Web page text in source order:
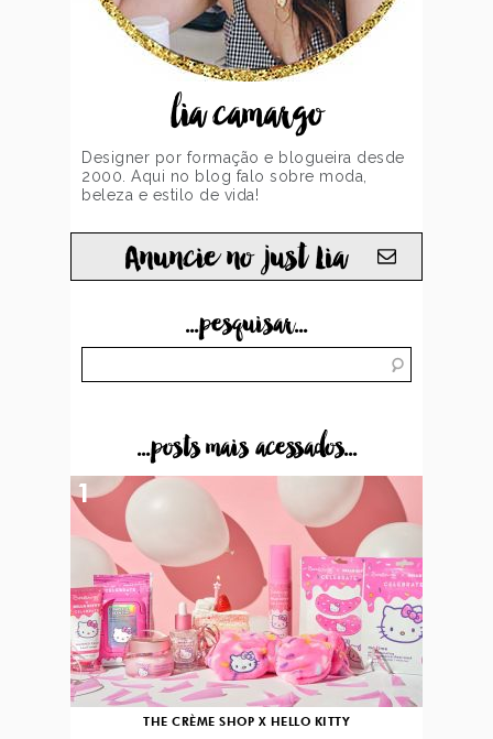
lia camargo
Designer por formação e blogueira desde
2000. Aqui no blog falo sobre moda,
beleza e estilo de vida!
Anuncie no just Lia
...pesquisar...
...posts mais acessados...
THE CRÈME SHOP X HELLO KITTY
1